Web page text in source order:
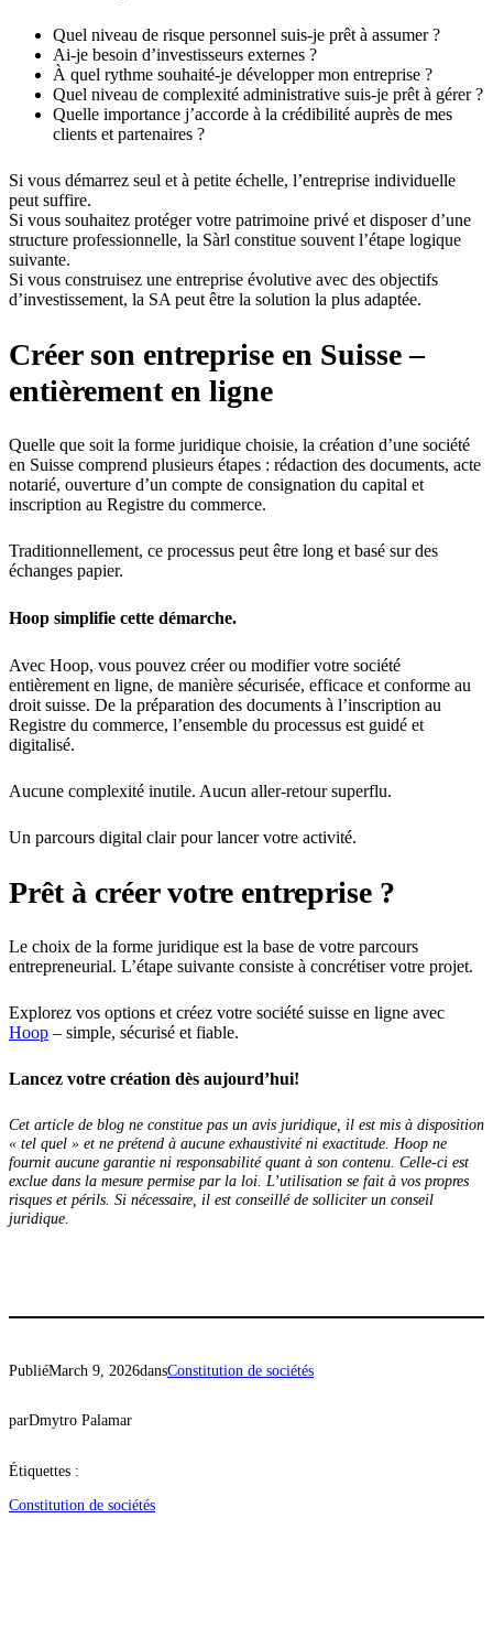
Quel niveau de risque personnel suis-je prêt à assumer ?
Ai-je besoin d’investisseurs externes ?
À quel rythme souhaité-je développer mon entreprise ?
Quel niveau de complexité administrative suis-je prêt à gérer ?
Quelle importance j’accorde à la crédibilité auprès de mes
clients et partenaires ?
Si vous démarrez seul et à petite échelle, l’entreprise individuelle
peut suffire.
Si vous souhaitez protéger votre patrimoine privé et disposer d’une
structure professionnelle, la Sàrl constitue souvent l’étape logique
suivante.
Si vous construisez une entreprise évolutive avec des objectifs
d’investissement, la SA peut être la solution la plus adaptée.
Créer son entreprise en Suisse –
entièrement en ligne
Quelle que soit la forme juridique choisie, la création d’une société
en Suisse comprend plusieurs étapes : rédaction des documents, acte
notarié, ouverture d’un compte de consignation du capital et
inscription au Registre du commerce.
Traditionnellement, ce processus peut être long et basé sur des
échanges papier.
Hoop simplifie cette démarche.
Avec Hoop, vous pouvez créer ou modifier votre société
entièrement en ligne, de manière sécurisée, efficace et conforme au
droit suisse. De la préparation des documents à l’inscription au
Registre du commerce, l’ensemble du processus est guidé et
digitalisé.
Aucune complexité inutile. Aucun aller-retour superflu.
Un parcours digital clair pour lancer votre activité.
Prêt à créer votre entreprise ?
Le choix de la forme juridique est la base de votre parcours
entrepreneurial. L’étape suivante consiste à concrétiser votre projet.
Explorez vos options et créez votre société suisse en ligne avec
Hoop – simple, sécurisé et fiable.
Lancez votre création dès aujourd’hui!
Cet article de blog ne constitue pas un avis juridique, il est mis à disposition
« tel quel » et ne prétend à aucune exhaustivité ni exactitude. Hoop ne
fournit aucune garantie ni responsabilité quant à son contenu. Celle-ci est
exclue dans la mesure permise par la loi. L’utilisation se fait à vos propres
risques et périls. Si nécessaire, il est conseillé de solliciter un conseil
juridique.
PubliéMarch 9, 2026dansConstitution de sociétés
parDmytro Palamar
Étiquettes :
Constitution de sociétés